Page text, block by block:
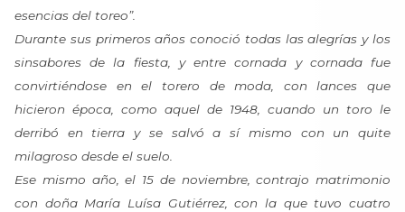
esencias del toreo”.
Durante sus primeros años conoció todas las alegrías y los
sinsabores de la fiesta, y entre cornada y cornada fue
convirtiéndose en el torero de moda, con lances que
hicieron época, como aquel de 1948, cuando un toro le
derribó en tierra y se salvó a sí mismo con un quite
milagroso desde el suelo.
Ese mismo año, el 15 de noviembre, contrajo matrimonio
con doña María Luísa Gutiérrez, con la que tuvo cuatro